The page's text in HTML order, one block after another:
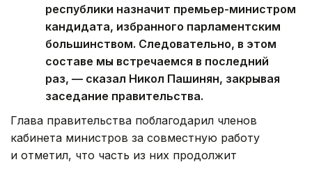
республики назначит премьер-министром
кандидата, избранного парламентским
большинством. Следовательно, в этом
составе мы встречаемся в последний
раз, — сказал Никол Пашинян, закрывая
заседание правительства.
Глава правительства поблагодарил членов
кабинета министров за совместную работу
и отметил, что часть из них продолжит